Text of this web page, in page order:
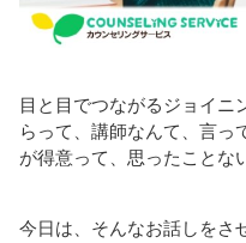
目と目でつながるジョイニ
らって、講師なんて、言っ
が得意って、思ったことな
今日は、そんなお話しをさ